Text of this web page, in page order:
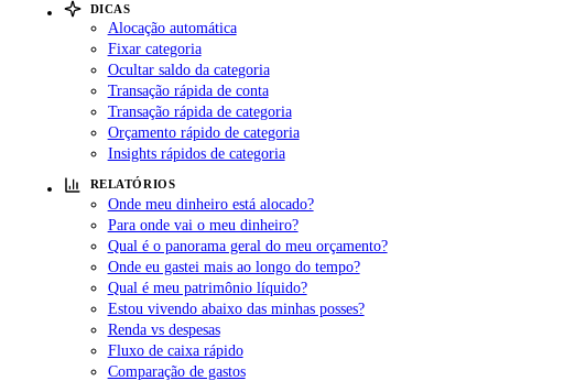
DICAS
Alocação automática
Fixar categoria
Ocultar saldo da categoria
Transação rápida de conta
Transação rápida de categoria
Orçamento rápido de categoria
Insights rápidos de categoria
RELATÓRIOS
Onde meu dinheiro está alocado?
Para onde vai o meu dinheiro?
Qual é o panorama geral do meu orçamento?
Onde eu gastei mais ao longo do tempo?
Qual é meu patrimônio líquido?
Estou vivendo abaixo das minhas posses?
Renda vs despesas
Fluxo de caixa rápido
Comparação de gastos